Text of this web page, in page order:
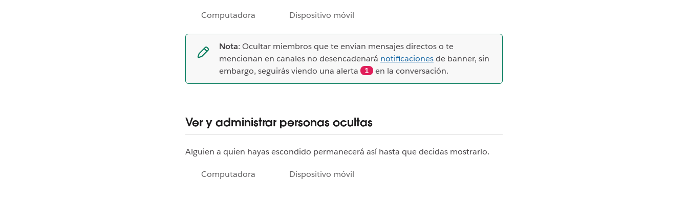
Computadora Dispositivo móvil
Nota: Ocultar miembros que te envían mensajes directos o te
mencionan en canales no desencadenará notificacionesde banner, sin
embargo, seguirás viendo una alerta
1 en la conversación.
Ver y administrar personas ocultas
Alguien a quien hayas escondido permanecerá así hasta que decidas mostrarlo.
Computadora Dispositivo móvil